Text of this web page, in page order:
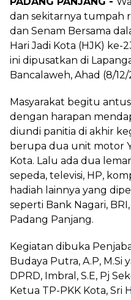
dan sekitarnya tumpah
dan Senam Bersama
Hari Jadi Kota (HJK) ke-
ini dipusatkan di
Bancalaweh, Ahad (8/
Masyarakat begitu
dengan harapan
diundi panitia di akhir
berupa dua unit motor
Kota. Lalu ada dua
sepeda, televisi, HP,
hadiah lainnya yang
seperti Bank Nagari,
Padang Panjang.
Kegiatan dibuka
Budaya Putra, A.P,
DPRD, Imbral, S.E, Pj
Ketua TP-PKK Kota, Sri